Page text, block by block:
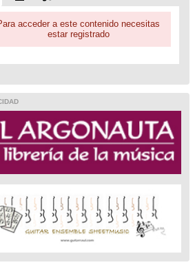
acceder a este contenido necesitas
estar registrado